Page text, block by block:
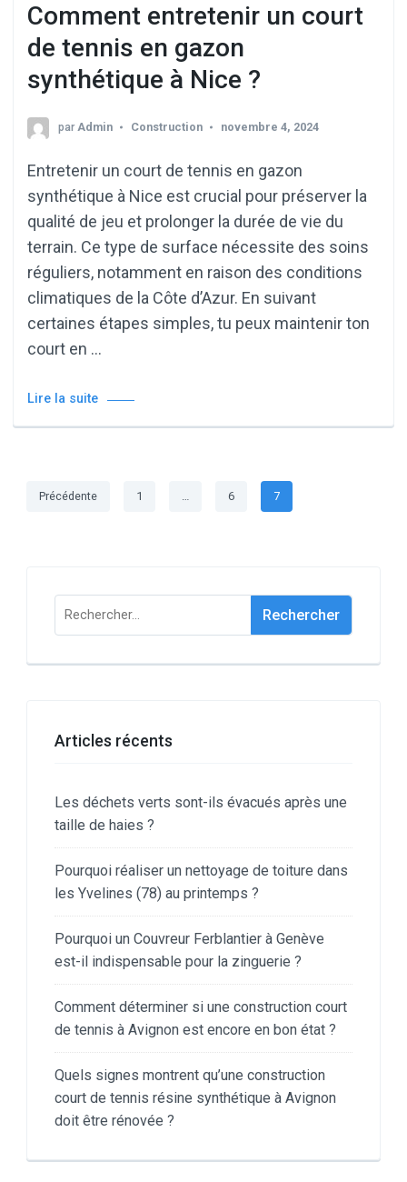
Comment entretenir un court
de tennis en gazon
synthétique à Nice ?
parAdmin Construction novembre 4, 2024
Entretenir un court de tennis en gazon
synthétique à Nice est crucial pour préserver la
qualité de jeu et prolonger la durée de vie du
terrain. Ce type de surface nécessite des soins
réguliers, notamment en raison des conditions
climatiques de la Côte d’Azur. En suivant
certaines étapes simples, tu peux maintenir ton
court en …
Lire la suite
Pagination
Précédente Page
1 … Page
6 Page
7
Rechercher :
Articles récents
Les déchets verts sont-ils évacués après une
taille de haies ?
Pourquoi réaliser un nettoyage de toiture dans
les Yvelines (78) au printemps ?
Pourquoi un Couvreur Ferblantier à Genève
est-il indispensable pour la zinguerie ?
Comment déterminer si une construction court
de tennis à Avignon est encore en bon état ?
Quels signes montrent qu’une construction
court de tennis résine synthétique à Avignon
doit être rénovée ?